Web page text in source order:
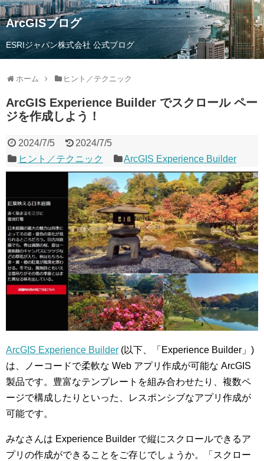
ArcGISブログ
ESRIジャパン株式会社 公式ブログ
ホーム ヒント／テクニック
ArcGIS Experience Builder でスクロール ペー
ジを作成しよう！
2024/7/5
2024/7/5
ヒント／テクニック
ArcGIS Experience Builder
ArcGIS Experience Builder (以下、「Experience Builder」)
は、ノーコードで柔軟な Web アプリ作成が可能な ArcGIS
製品です。豊富なテンプレートを組み合わせたり、複数ペ
ージで構成したりといった、レスポンシブなアプリ作成が
可能です。
みなさんは Experience Builder で縦にスクロールできるア
プリの作成ができることをご存じでしょうか。「スクロー